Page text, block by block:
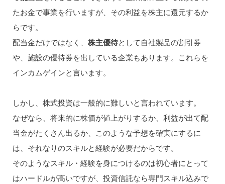
たお金で事業を行いますが、その利益を株主に還元するか
らです。
配当金だけではなく、 株主優待として自社製品の割引券
や、施設の優待券を出している企業もあります。これらを
インカムゲインと言います。
しかし、株式投資は一般的に難しいと言われています。
なぜなら、将来的に株価が値上がりするか、利益が出て配
当金がたくさん出るか、このような予想を確実にするに
は、それなりのスキルと経験が必要だからです。
そのようなスキル・経験を身につけるのは初心者にとって
はハードルが高いですが、投資信託なら専門スキル込みで